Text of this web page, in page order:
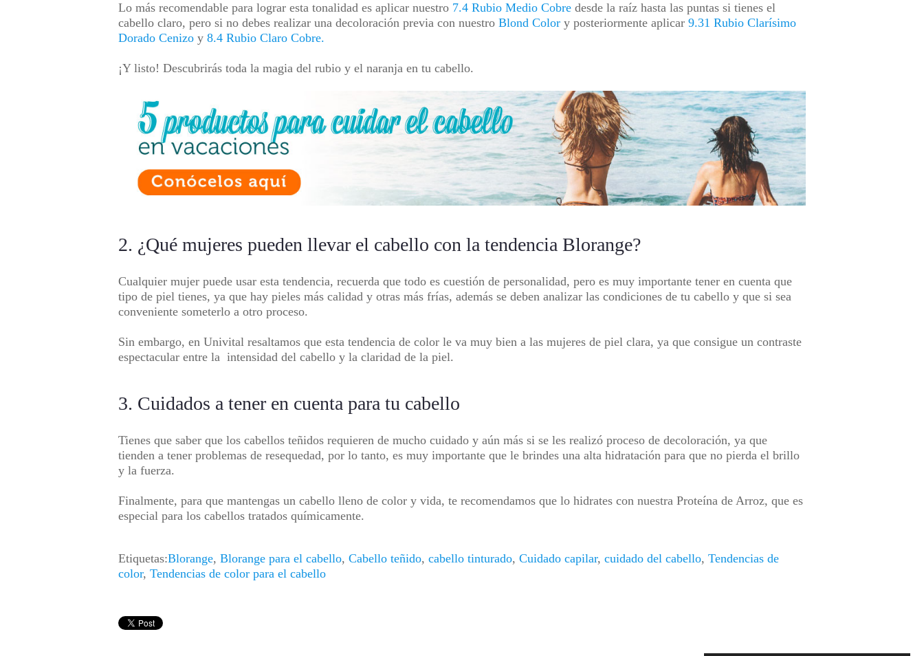
Lo más recomendable para lograr esta tonalidad es aplicar nuestro 7.4 Rubio Medio Cobre desde la raíz hasta las puntas si tienes el
cabello claro, pero si no debes realizar una decoloración previa con nuestro Blond Color y posteriormente aplicar 9.31 Rubio Clarísimo
Dorado Cenizo y 8.4 Rubio Claro Cobre.
¡Y listo! Descubrirás toda la magia del rubio y el naranja en tu cabello.
2. ¿Qué mujeres pueden llevar el cabello con la tendencia Blorange?
Cualquier mujer puede usar esta tendencia, recuerda que todo es cuestión de personalidad, pero es muy importante tener en cuenta que
tipo de piel tienes, ya que hay pieles más calidad y otras más frías, además se deben analizar las condiciones de tu cabello y que si sea
conveniente someterlo a otro proceso.
Sin embargo, en Univital resaltamos que esta tendencia de color le va muy bien a las mujeres de piel clara, ya que consigue un contraste
espectacular entre la intensidad del cabello y la claridad de la piel.
3. Cuidados a tener en cuenta para tu cabello
Tienes que saber que los cabellos teñidos requieren de mucho cuidado y aún más si se les realizó proceso de decoloración, ya que
tienden a tener problemas de resequedad, por lo tanto, es muy importante que le brindes una alta hidratación para que no pierda el brillo
y la fuerza.
Finalmente, para que mantengas un cabello lleno de color y vida, te recomendamos que lo hidrates con nuestra Proteína de Arroz, que es
especial para los cabellos tratados químicamente.
Etiquetas:Blorange, Blorange para el cabello, Cabello teñido, cabello tinturado, Cuidado capilar, cuidado del cabello, Tendencias de
color, Tendencias de color para el cabello